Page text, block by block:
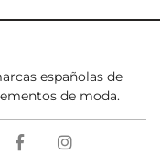
españolas de
de moda.